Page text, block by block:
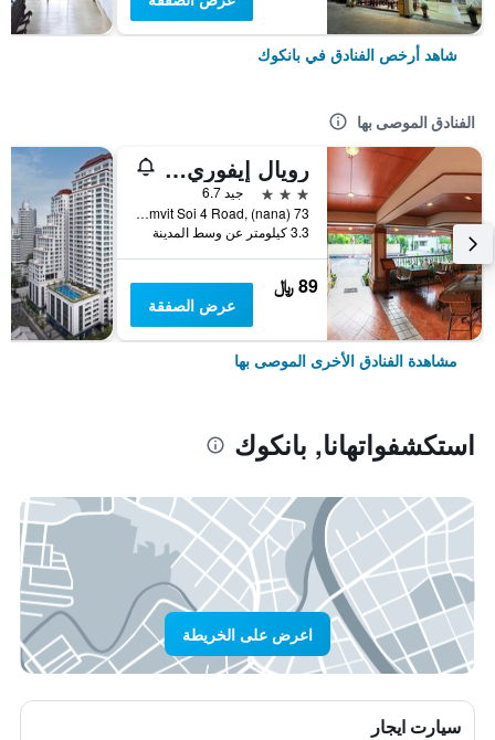
شاهد أرخص الفنادق في بانكوك
الفنادق الموصى بها
رويال إيفوري سوكومفيت نانا
3 نجوم
جيد 6.7
73 Sukhumvit Soi 4 Road, (nana), بانكوك, تايلاند
3.3 كيلومتر عن وسط المدينة
89 ﷼
عرض الصفقة
مشاهدة الفنادق الأخرى الموصى بها
استكشفواتهانا, بانكوك
اعرض على الخريطة
سيارت ايجار